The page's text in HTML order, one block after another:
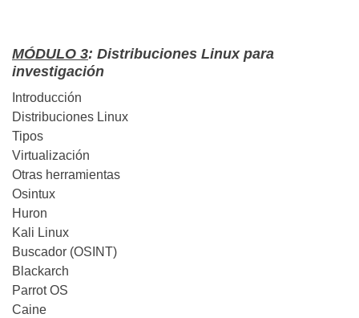
MÓDULO 3: Distribuciones Linux para
investigación
Introducción
Distribuciones Linux
Tipos
Virtualización
Otras herramientas
Osintux
Huron
Kali Linux
Buscador (OSINT)
Blackarch
Parrot OS
Caine